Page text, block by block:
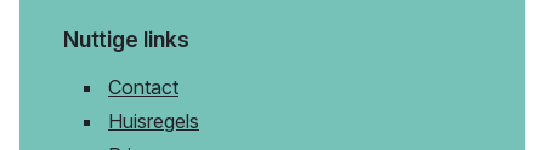
Nuttige links
Contact
Huisregels